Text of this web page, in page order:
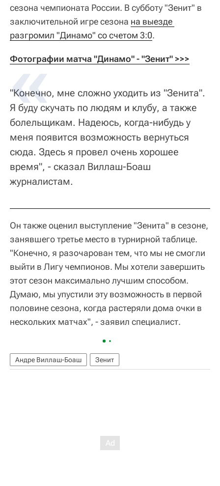
сезона чемпионата России. В субботу "Зенит" в
заключительной игре сезона на выезде
разгромил "Динамо" со счетом 3:0.
Фотографии матча "Динамо" - "Зенит" >>>
"Конечно, мне сложно уходить из "Зенита".
Я буду скучать по людям и клубу, а также
болельщикам. Надеюсь, когда-нибудь у
меня появится возможность вернуться
сюда. Здесь я провел очень хорошее
время", - сказал Виллаш-Боаш
журналистам.
Он также оценил выступление "Зенита" в сезоне,
занявшего третье место в турнирной таблице.
"Конечно, я разочарован тем, что мы не смогли
выйти в Лигу чемпионов. Мы хотели завершить
этот сезон максимально лучшим способом.
Думаю, мы упустили эту возможность в первой
половине сезона, когда растеряли дома очки в
нескольких матчах", - заявил специалист.
Андре Виллаш-Боаш Зенит